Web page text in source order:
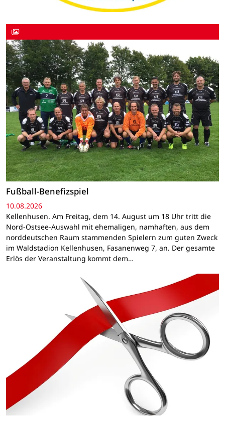
Fußball-Benefizspiel
10.08.2026
Kellenhusen. Am Freitag, dem 14. August um 18 Uhr tritt die
Nord-Ostsee-Auswahl mit ehemaligen, namhaften, aus dem
norddeutschen Raum stammenden Spielern zum guten Zweck
im Waldstadion Kellenhusen, Fasanenweg 7, an. Der gesamte
Erlös der Veranstaltung kommt dem…